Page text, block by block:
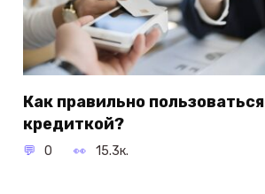
Как правильно пользоваться
кредиткой?
0 15.3к.